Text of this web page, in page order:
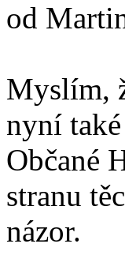
od
Myslím,
nyní
Občané
stranu
názor.